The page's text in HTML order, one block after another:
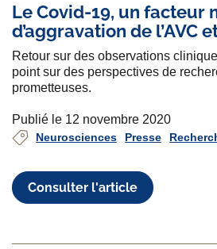
Le Covid-19, un facteur
d’aggravation de l’AVC
Retour sur des observations
point sur des perspectives de
prometteuses.
Publié le 12 novembre 2020
Neurosciences Presse
Consulter l'article